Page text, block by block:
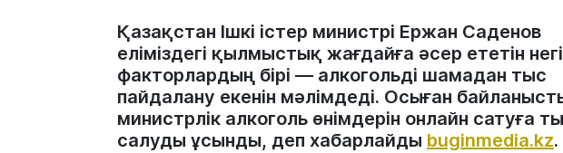
Қазақстан Ішкі істер министрі Ержан Саденов
еліміздегі қылмыстық жағдайға әсер ететін
факторлардың бірі — алкогольді шамадан тыс
пайдалану екенін мәлімдеді. Осыған
министрлік алкоголь өнімдерін онлайн сатуға
салуды ұсынды, деп хабарлайды buginmedia.kz.